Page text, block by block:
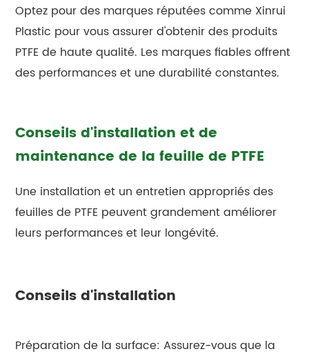
Optez pour des marques réputées comme Xinrui
Plastic pour vous assurer d'obtenir des produits
PTFE de haute qualité. Les marques fiables offrent
des performances et une durabilité constantes.
Conseils d'installation et de
maintenance de la feuille de PTFE
Une installation et un entretien appropriés des
feuilles de PTFE peuvent grandement améliorer
leurs performances et leur longévité.
Conseils d'installation
Préparation de la surface: Assurez-vous que la